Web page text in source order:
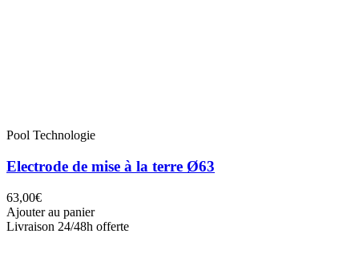
Pool Technologie
Electrode de mise à la terre Ø63
63,00€
Ajouter au panier
Livraison 24/48h offerte